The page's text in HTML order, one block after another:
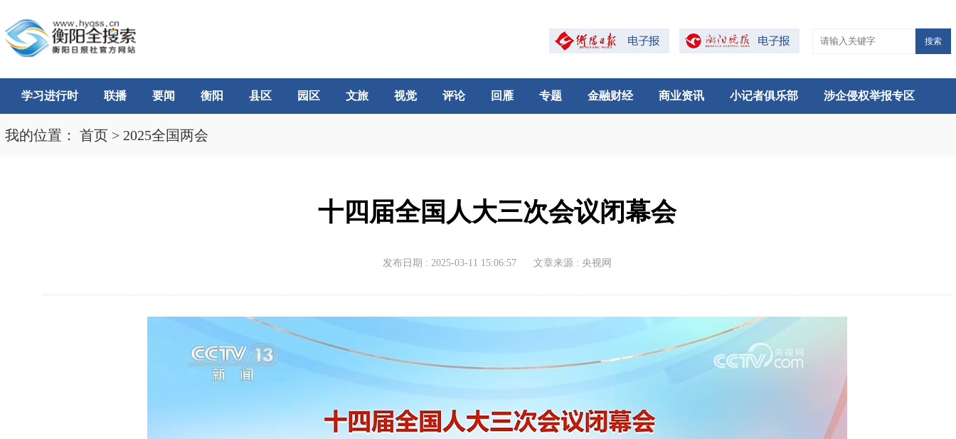
搜索
学习进行时 联播 要闻 衡阳 县区 园区 文旅 视觉 评论 回雁 专题 金融财经 商业资讯 小记者俱乐部 涉企侵权举报专区
我的位置： 首页 > 2025全国两会
十四届全国人大三次会议闭幕会
发布日期 : 2025-03-11 15:06:57 文章来源 : 央视网